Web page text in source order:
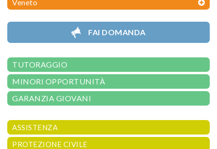
Veneto
FAI DOMANDA
TUTORAGGIO
MINORI OPPORTUNITÀ
GARANZIA GIOVANI
ASSISTENZA
PROTEZIONE CIVILE